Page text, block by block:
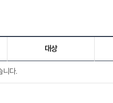
대상
니다.